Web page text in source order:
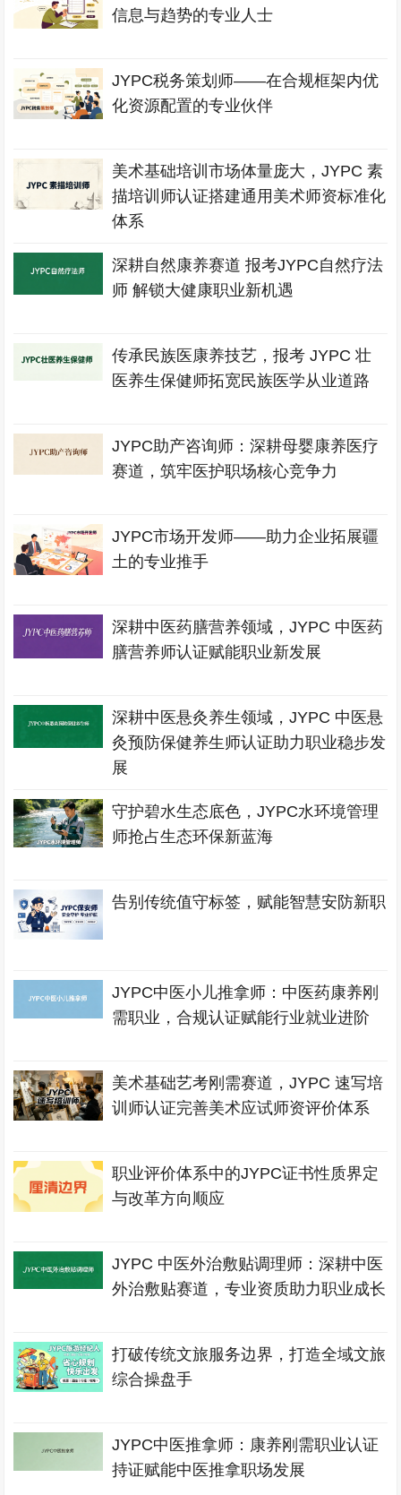
信息与趋势的专业人士
JYPC税务策划师——在合规框架内优
化资源配置的专业伙伴
美术基础培训市场体量庞大，JYPC 素
描培训师认证搭建通用美术师资标准化
体系
深耕自然康养赛道 报考JYPC自然疗法
师 解锁大健康职业新机遇
传承民族医康养技艺，报考 JYPC 壮
医养生保健师拓宽民族医学从业道路
JYPC助产咨询师：深耕母婴康养医疗
赛道，筑牢医护职场核心竞争力
JYPC市场开发师——助力企业拓展疆
土的专业推手
深耕中医药膳营养领域，JYPC 中医药
膳营养师认证赋能职业新发展
深耕中医悬灸养生领域，JYPC 中医悬
灸预防保健养生师认证助力职业稳步发
展
守护碧水生态底色，JYPC水环境管理
师抢占生态环保新蓝海
告别传统值守标签，赋能智慧安防新职
JYPC中医小儿推拿师：中医药康养刚
需职业，合规认证赋能行业就业进阶
美术基础艺考刚需赛道，JYPC 速写培
训师认证完善美术应试师资评价体系
职业评价体系中的JYPC证书性质界定
与改革方向顺应
JYPC 中医外治敷贴调理师：深耕中医
外治敷贴赛道，专业资质助力职业成长
打破传统文旅服务边界，打造全域文旅
综合操盘手
JYPC中医推拿师：康养刚需职业认证
持证赋能中医推拿职场发展